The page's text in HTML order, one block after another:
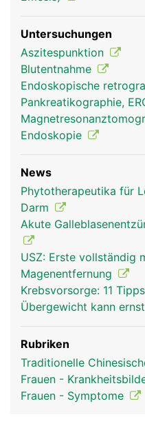
Untersuchungen
Aszitespunktion
Blutentnahme
Endoskopische
Pankreatikographie,
Endoskopie
News
Phytotherapeutika für
Darm
Akute
USZ: Erste vollständig
Magenentfernung
Krebsvorsorge: 11
Übergewicht kann
Rubriken
Traditionelle
Frauen -
Frauen - Symptome